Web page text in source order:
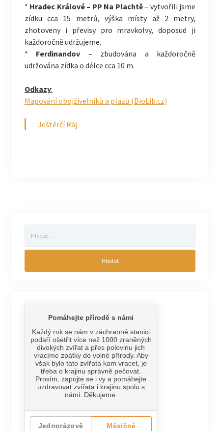
* Hradec Králové – PP Na Plachtě– vytvořili jsme
zídku cca 15 metrů, výška místy až 2 metry,
zhotoveny i převisy pro mravkolvy, doposud ji
každoročně udržujeme.
* Ferdinandov – zbudována a každoročně
udržována zídka o délce cca 10 m.
Odkazy:
Mapování obojživelníků a plazů (BioLib.cz)
Ještěrčí Ráj